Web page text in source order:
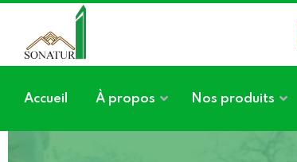
Accueil À propos Nos produits